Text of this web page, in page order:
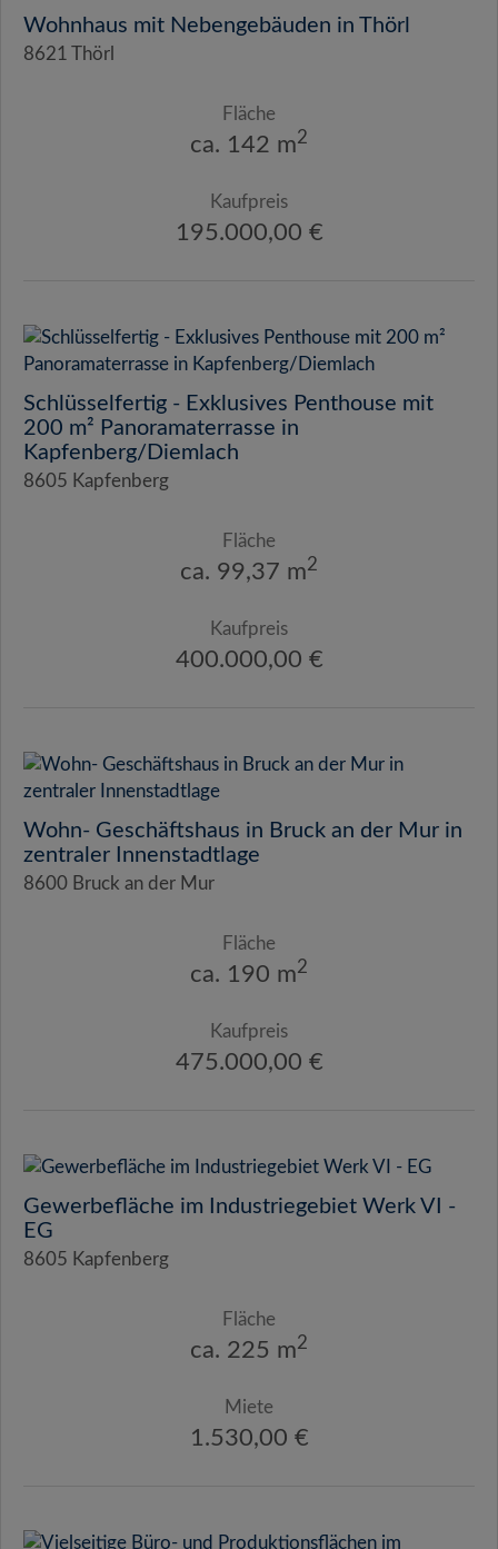
Wohnhaus mit Nebengebäuden in Thörl
8621 Thörl
Fläche
ca. 142 m2
Kaufpreis
195.000,00 €
Schlüsselfertig - Exklusives Penthouse mit
200 m² Panoramaterrasse in
Kapfenberg/Diemlach
8605 Kapfenberg
Fläche
ca. 99,37 m2
Kaufpreis
400.000,00 €
Wohn- Geschäftshaus in Bruck an der Mur in
zentraler Innenstadtlage
8600 Bruck an der Mur
Fläche
ca. 190 m2
Kaufpreis
475.000,00 €
Gewerbefläche im Industriegebiet Werk VI -
EG
8605 Kapfenberg
Fläche
ca. 225 m2
Miete
1.530,00 €